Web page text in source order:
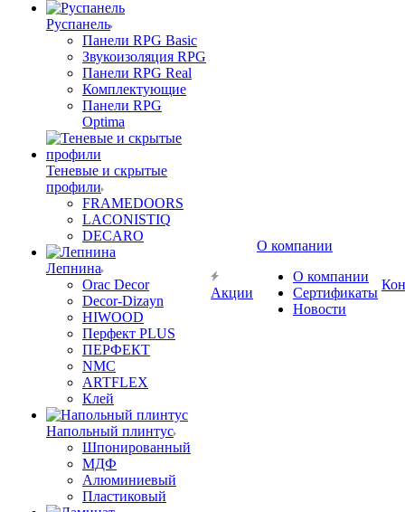
Руспанель
Панели RPG Basic
Звукоизоляция RPG
Панели RPG Real
Комплектующие
Панели RPG
Optima
Теневые и скрытые
профили
FRAMEDOORS
LACONISTIQ
DECARO
Лепнина
Orac Decor
Decor-Dizayn
HIWOOD
Перфект PLUS
ПЕРФЕКТ
NMC
ARTFLEX
Клей
Напольный плинтус
Шпонированный
МДФ
Алюминиевый
Пластиковый
Акции
О компании
О компании
Сертификаты
Новости